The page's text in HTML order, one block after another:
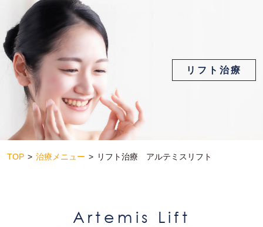
リフト治療
TOP 治療メニュー リフト治療 アルテミスリフト
Artemis Lift